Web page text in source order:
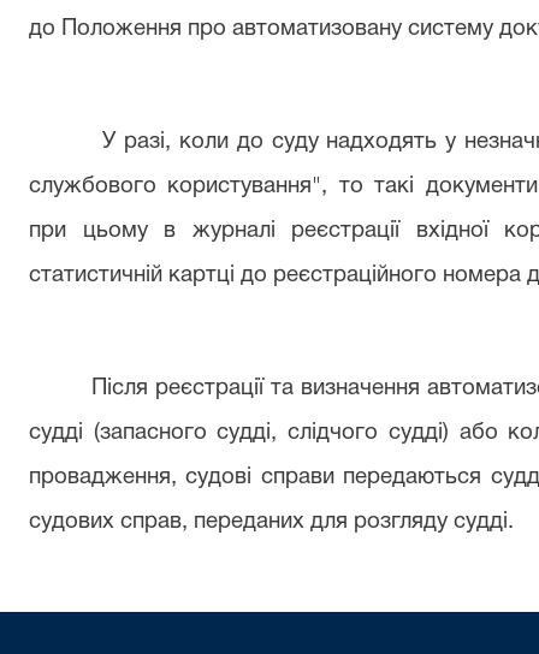
до Положення про автоматизовану систему
У разі, коли до суду надходять у
службового користування", то такі
при цьому в журналі реєстрації вхідної
статистичній картці до реєстраційного
Після реєстрації та визначення
судді (запасного судді, слідчого судді) або
провадження, судові справи передаються
судових справ, переданих для розгляду судді.